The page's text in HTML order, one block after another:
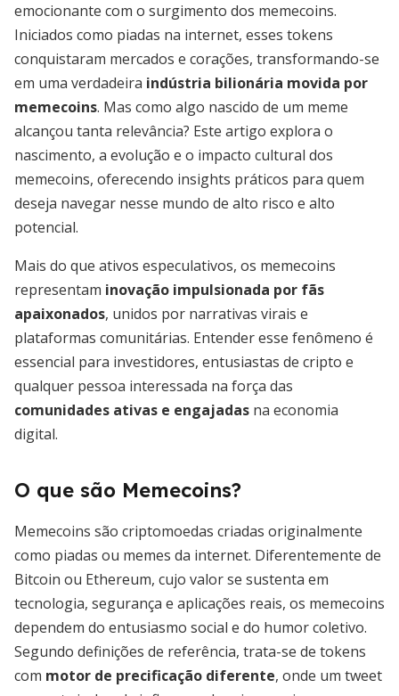
emocionante com o surgimento dos memecoins.
Iniciados como piadas na internet, esses tokens
conquistaram mercados e corações, transformando-se
em uma verdadeira indústria bilionária movida por
memecoins. Mas como algo nascido de um meme
alcançou tanta relevância? Este artigo explora o
nascimento, a evolução e o impacto cultural dos
memecoins, oferecendo insights práticos para quem
deseja navegar nesse mundo de alto risco e alto
potencial.
Mais do que ativos especulativos, os memecoins
representam inovação impulsionada por fãs
apaixonados, unidos por narrativas virais e
plataformas comunitárias. Entender esse fenômeno é
essencial para investidores, entusiastas de cripto e
qualquer pessoa interessada na força das
comunidades ativas e engajadas na economia
digital.
O que são Memecoins?
Memecoins são criptomoedas criadas originalmente
como piadas ou memes da internet. Diferentemente de
Bitcoin ou Ethereum, cujo valor se sustenta em
tecnologia, segurança e aplicações reais, os memecoins
dependem do entusiasmo social e do humor coletivo.
Segundo definições de referência, trata-se de tokens
com motor de precificação diferente, onde um tweet